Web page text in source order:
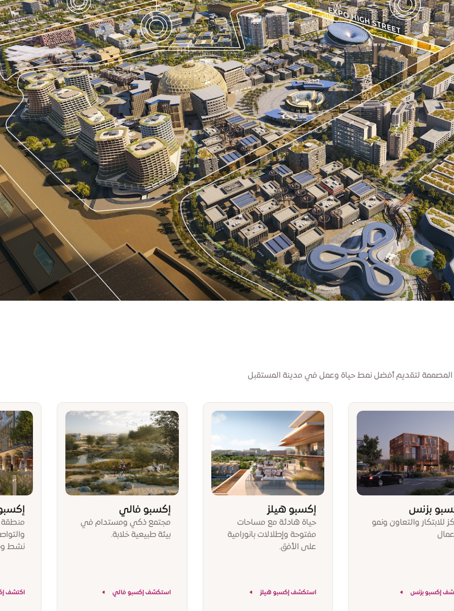
لتقديم أفضل نمط حياة وعمل في مدينة المستقبل
بزنس
للابتكار والتعاون ونمو
إكسبو بزنس
إكسبو هيلز
حياة هادئة مع مساحات
مفتوحة وإطلالات بانورامية
على الأفق.
استكشف إكسبو هيلز
إكسبو فالي
مجتمع ذكي ومستدام في
بيئة طبيعية خلابة.
استكشف إكسبو فالي
منطقة
نشط
اكتشف